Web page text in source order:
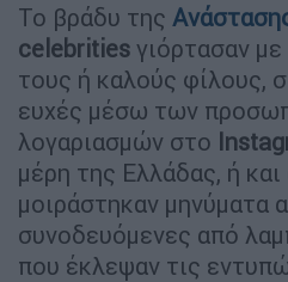
Το βράδυ της
celebrities γιόρτασαν με
τους ή καλούς φίλους,
ευχές μέσω των
λογαριασμών στο
μέρη της Ελλάδας, ή
μοιράστηκαν μηνύματα
συνοδευόμενες από
που έκλεψαν τις